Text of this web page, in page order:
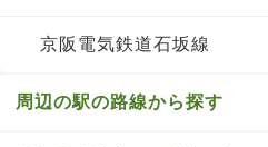
京阪電気鉄道石坂線
周辺の駅の路線から探す